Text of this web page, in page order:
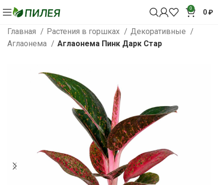
0 0₽
Главная Растения в горшках
Декоративные
Аглаонема
Аглаонема Пинк Дарк Стар